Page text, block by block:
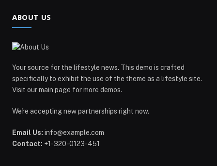
ABOUT US
Your source for the lifestyle news. This demo is crafted
specifically to exhibit the use of the theme as a lifestyle site.
Visit our main page for more demos.
We're accepting new partnerships right now.
Email Us: info@example.com
Contact: +1-320-0123-451